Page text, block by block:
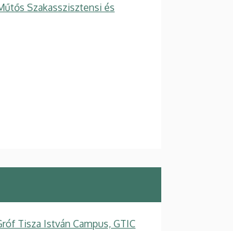
Szakasszisztensi és
Tisza István Campus, GTIC